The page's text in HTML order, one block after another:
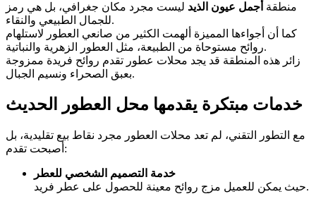
منطقة أجمل عيون الذيد ليست مجرد مكان جغرافي، بل هي رمز
للجمال الطبيعي والنقاء.
كما أن أجواءها المميزة ألهمت الكثير من صانعي العطور لاستلهام
روائح مستوحاة من الطبيعة، مثل العطور الزهرية والنباتية.
زائر هذه المنطقة قد يجد محلات عطور تقدم روائح فريدة ممزوجة
بعبق الصحراء ونسيم الجبال.
خدمات مبتكرة يقدمها محل العطور الحديث
مع التطور التقني، لم تعد محلات العطور مجرد نقاط بيع تقليدية، بل
أصبحت تقدم:
خدمة التصميم الشخصي للعطر
حيث يمكن للعميل مزج روائح معينة للحصول على عطر فريد.